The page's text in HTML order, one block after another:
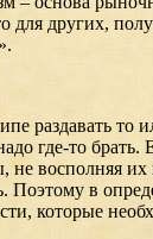
для других,
раздавать то
где-то брать.
не восполняя их
Поэтому в
которые